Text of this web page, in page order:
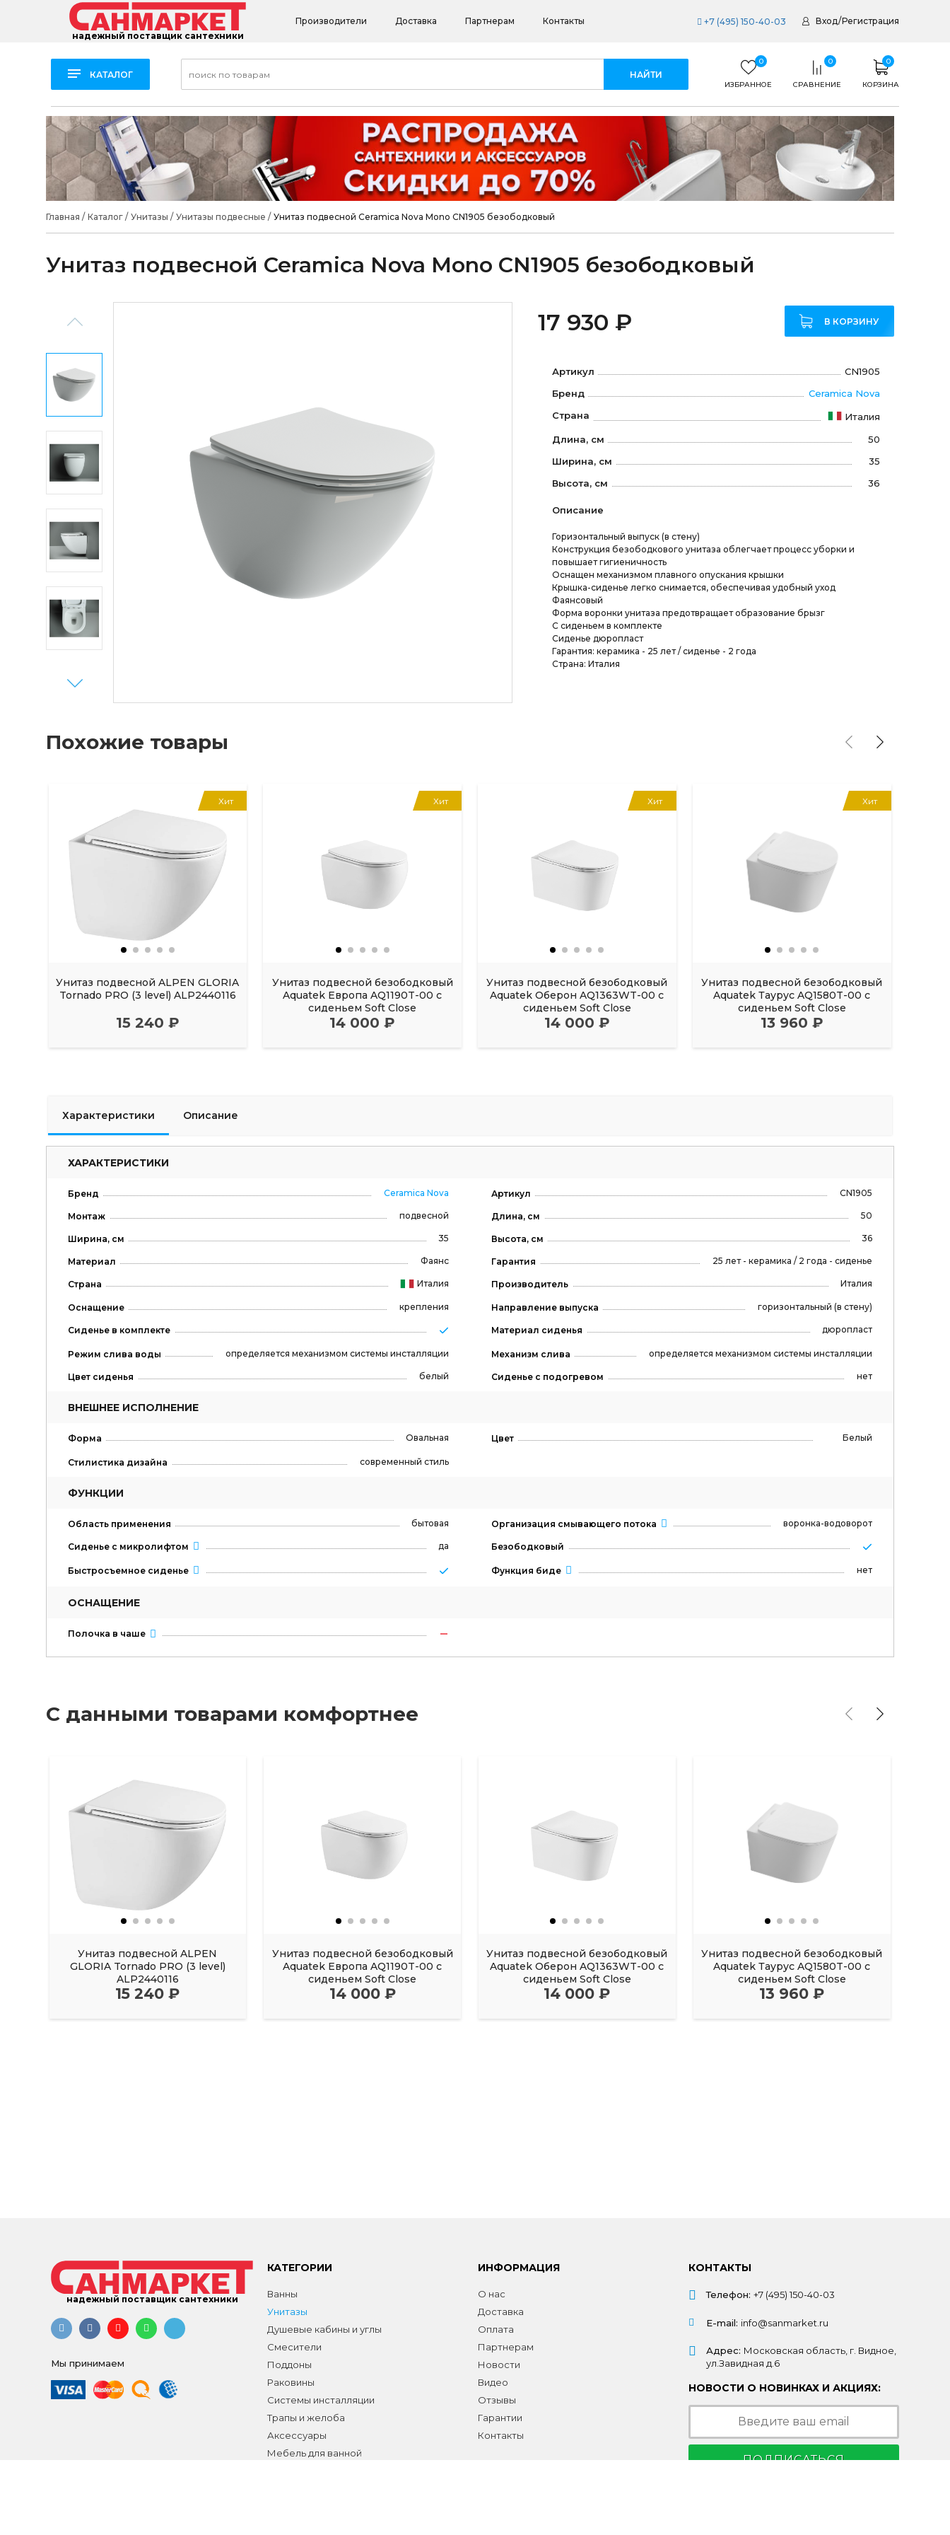
надежный поставщик сантехники
Производители Доставка Партнерам Контакты +7 (495) 150-40-03 Вход/Регистрация
КАТАЛОГ
0
ИЗБРАННОЕ
0
СРАВНЕНИЕ
0
КОРЗИНА
Главная / Каталог/ Унитазы / Унитазы подвесные / Унитаз подвесной Ceramica Nova Mono CN1905 безободковый
Унитаз подвесной Ceramica Nova Mono CN1905 безободковый
Previous
Next
17 930 ₽ В КОРЗИНУ
Артикул
CN1905
Бренд
Ceramica Nova
Страна
Италия
Длина, см
50
Ширина, см
35
Высота, см
36
Описание
Горизонтальный выпуск (в стену)
Конструкция безободкового унитаза облегчает процесс уборки и
повышает гигиеничность
Оснащен механизмом плавного опускания крышки
Крышка-сиденье легко снимается, обеспечивая удобный уход
Фаянсовый
Форма воронки унитаза предотвращает образование брызг
С сиденьем в комплекте
Сиденье дюропласт
Гарантия: керамика - 25 лет / сиденье - 2 года
Страна: Италия
Похожие товары
Хит
Унитаз подвесной ALPEN GLORIA
Tornado PRO (3 level) ALP2440116
15 240 ₽
Хит
Унитаз подвесной безободковый
Aquatek Европа AQ1190T-00 с
сиденьем Soft Close
14 000 ₽
Хит
Унитаз подвесной безободковый
Aquatek Оберон AQ1363WT-00 с
сиденьем Soft Close
14 000 ₽
Хит
Унитаз подвесной безободковый
Aquatek Таурус AQ1580T-00 с
сиденьем Soft Close
13 960 ₽
Характеристики Описание
ХАРАКТЕРИСТИКИ
Бренд Ceramica Nova Артикул CN1905
Монтаж подвесной Длина, см 50
Ширина, см 35 Высота, см 36
Материал Фаянс Гарантия 25 лет - керамика / 2 года - сиденье
Страна Италия Производитель Италия
Оснащение крепления Направление выпуска горизонтальный (в стену)
Сиденье в комплекте Материал сиденья дюропласт
Режим слива воды определяется механизмом системы инсталляции Механизм слива определяется механизмом системы инсталляции
Цвет сиденья белый Сиденье с подогревом нет
ВНЕШНЕЕ ИСПОЛНЕНИЕ
Форма Овальная Цвет Белый
Стилистика дизайна современный стиль
ФУНКЦИИ
Область применения бытовая Организация смывающего потока воронка-водоворот
Сиденье с микролифтом да Безободковый
Быстросъемное сиденье Функция биде нет
ОСНАЩЕНИЕ
Полочка в чаше
С данными товарами комфортнее
Унитаз подвесной ALPEN
GLORIA Tornado PRO (3 level)
ALP2440116
15 240 ₽
Унитаз подвесной безободковый
Aquatek Европа AQ1190T-00 с
сиденьем Soft Close
14 000 ₽
Унитаз подвесной безободковый
Aquatek Оберон AQ1363WT-00 с
сиденьем Soft Close
14 000 ₽
Унитаз подвесной безободковый
Aquatek Таурус AQ1580T-00 с
сиденьем Soft Close
13 960 ₽
надежный поставщик сантехники
Мы принимаем
КАТЕГОРИИ
Ванны
Унитазы
Душевые кабины и углы
Смесители
Поддоны
Раковины
Системы инсталляции
Трапы и желоба
Аксессуары
Мебель для ванной
ИНФОРМАЦИЯ
О нас
Доставка
Оплата
Партнерам
Новости
Видео
Отзывы
Гарантии
Контакты
КОНТАКТЫ
Телефон: +7 (495) 150-40-03
E-mail: info@sanmarket.ru
Адрес: Московская область, г. Видное,
ул.Завидная д.6
НОВОСТИ О НОВИНКАХ И АКЦИЯХ:
ПОДПИСАТЬСЯ